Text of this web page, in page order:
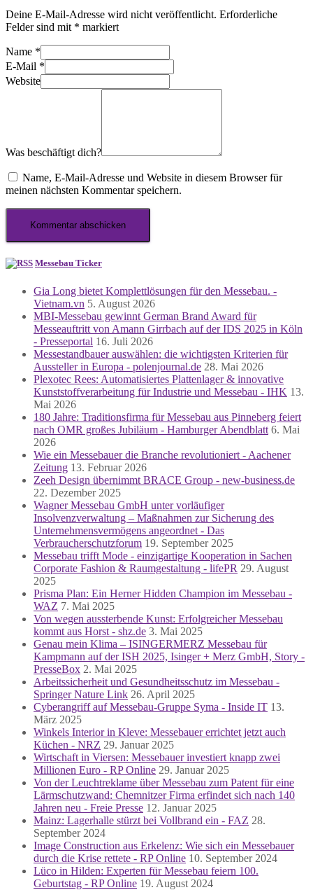
Deine E-Mail-Adresse wird nicht veröffentlicht. Erforderliche
Felder sind mit * markiert
Name *
E-Mail *
Website
Was beschäftigt dich?
Name, E-Mail-Adresse und Website in diesem Browser für
meinen nächsten Kommentar speichern.
Messebau Ticker
Gia Long bietet Komplettlösungen für den Messebau. -
Vietnam.vn 5. August 2026
MBI-Messebau gewinnt German Brand Award für
Messeauftritt von Amann Girrbach auf der IDS 2025 in Köln
- Presseportal 16. Juli 2026
Messestandbauer auswählen: die wichtigsten Kriterien für
Aussteller in Europa - polenjournal.de 28. Mai 2026
Plexotec Rees: Automatisiertes Plattenlager & innovative
Kunststoffverarbeitung für Industrie und Messebau - IHK 13.
Mai 2026
180 Jahre: Traditionsfirma für Messebau aus Pinneberg feiert
nach OMR großes Jubiläum - Hamburger Abendblatt 6. Mai
2026
Wie ein Messebauer die Branche revolutioniert - Aachener
Zeitung 13. Februar 2026
Zeeh Design übernimmt BRACE Group - new-business.de
22. Dezember 2025
Wagner Messebau GmbH unter vorläufiger
Insolvenzverwaltung – Maßnahmen zur Sicherung des
Unternehmensvermögens angeordnet - Das
Verbraucherschutzforum 19. September 2025
Messebau trifft Mode - einzigartige Kooperation in Sachen
Corporate Fashion & Raumgestaltung - lifePR 29. August
2025
Prisma Plan: Ein Herner Hidden Champion im Messebau -
WAZ 7. Mai 2025
Von wegen aussterbende Kunst: Erfolgreicher Messebau
kommt aus Horst - shz.de 3. Mai 2025
Genau mein Klima – ISINGERMERZ Messebau für
Kampmann auf der ISH 2025, Isinger + Merz GmbH, Story -
PresseBox 2. Mai 2025
Arbeitssicherheit und Gesundheitsschutz im Messebau -
Springer Nature Link 26. April 2025
Cyberangriff auf Messebau-Gruppe Syma - Inside IT 13.
März 2025
Winkels Interior in Kleve: Messebauer errichtet jetzt auch
Küchen - NRZ 29. Januar 2025
Wirtschaft in Viersen: Messebauer investiert knapp zwei
Millionen Euro - RP Online 29. Januar 2025
Von der Leuchtreklame über Messebau zum Patent für eine
Lärmschutzwand: Chemnitzer Firma erfindet sich nach 140
Jahren neu - Freie Presse 12. Januar 2025
Mainz: Lagerhalle stürzt bei Vollbrand ein - FAZ 28.
September 2024
Image Construction aus Erkelenz: Wie sich ein Messebauer
durch die Krise rettete - RP Online 10. September 2024
Lüco in Hilden: Experten für Messebau feiern 100.
Geburtstag - RP Online 19. August 2024